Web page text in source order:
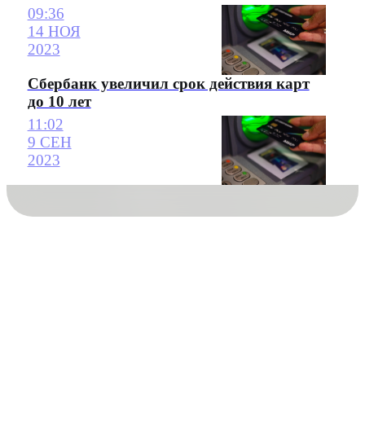
09:36
14 НОЯ
2023
Сбербанк увеличил срок действия карт
до 10 лет
11:02
9 СЕН
2023